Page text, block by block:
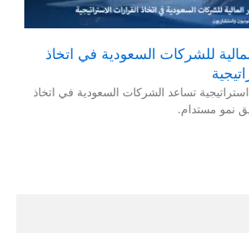
للشركات السعودية في اتخاذ
استراتيجية تساعد الشركات السعودية في اتخاذ
نمو مستدام.